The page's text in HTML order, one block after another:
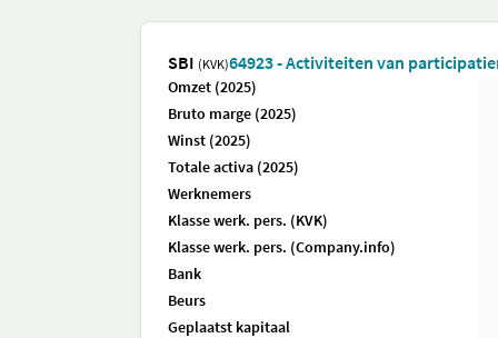
SBI (KVK)64923 - Activiteiten van
Omzet (2025)
Bruto marge (2025)
Winst (2025)
Totale activa (2025)
Werknemers
Klasse werk. pers. (KVK)
Klasse werk. pers. (Company.info)
Bank
Beurs
Geplaatst kapitaal